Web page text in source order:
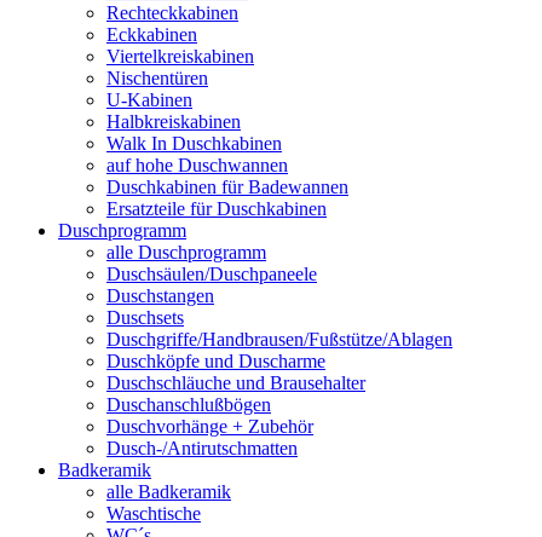
Rechteckkabinen
Eckkabinen
Viertelkreiskabinen
Nischentüren
U-Kabinen
Halbkreiskabinen
Walk In Duschkabinen
auf hohe Duschwannen
Duschkabinen für Badewannen
Ersatzteile für Duschkabinen
Duschprogramm
alle Duschprogramm
Duschsäulen/Duschpaneele
Duschstangen
Duschsets
Duschgriffe/Handbrausen/Fußstütze/Ablagen
Duschköpfe und Duscharme
Duschschläuche und Brausehalter
Duschanschlußbögen
Duschvorhänge + Zubehör
Dusch-/Antirutschmatten
Badkeramik
alle Badkeramik
Waschtische